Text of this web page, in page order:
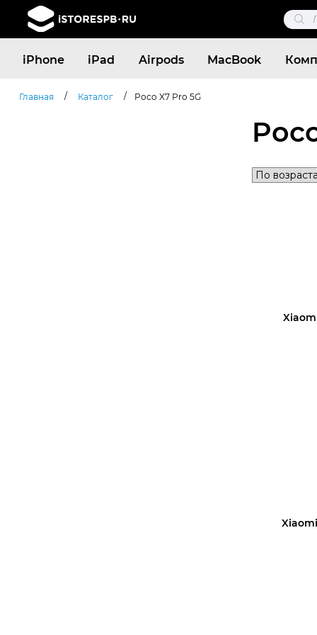
iPhone iPad Airpods MacBook
Поиск
товаров
Главная / Каталог / Poco X7 Pro 5G